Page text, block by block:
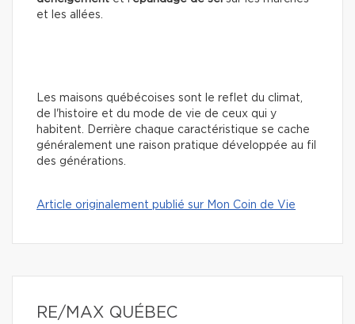
et les allées.
Les maisons québécoises sont le reflet du climat,
de l'histoire et du mode de vie de ceux qui y
habitent. Derrière chaque caractéristique se cache
généralement une raison pratique développée au fil
des générations.
Article originalement publié sur Mon Coin de Vie
RE/MAX QUÉBEC